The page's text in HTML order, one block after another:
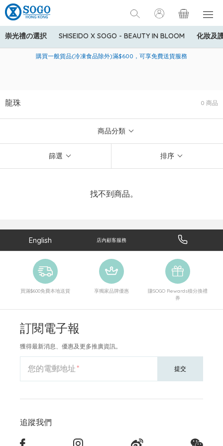
崇光禮の選択 SHISEIDO X SOGO - BEAUTY IN BLOOM 化妝及
美國運通Explorer®信用卡會員購物禮遇：高達5%簽賬回贈！
購買一般貨品(冷凍食品除外)滿$600，可享免費送貨服務
寄送中國內地服務只適用於指定商品，若訂單金額少於HK$600(折
龍珠 0 商品
商品分類
篩選 排序
找不到商品。
English 店內顧客服務
買滿$600免費本地送貨 享獨家品牌優惠
賺SOGO Rewards積分換禮
券
訂閱電子報
獲得最新消息、優惠及更多推廣資訊。
您的電郵地址 提交
追蹤我們